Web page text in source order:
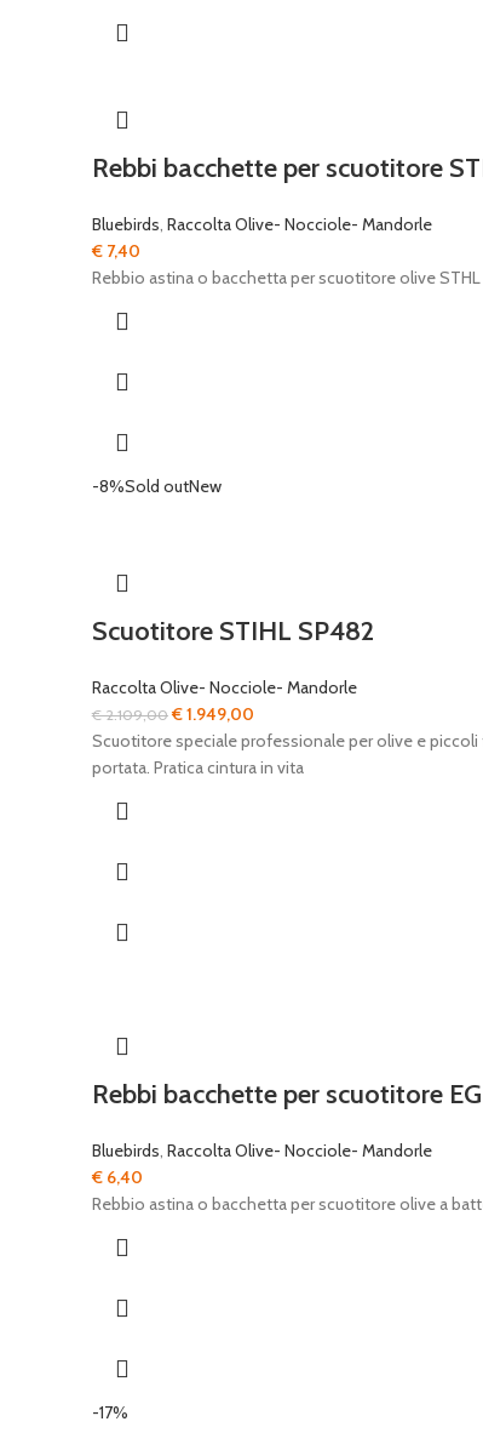
Rebbi bacchette per scuotitore
Bluebirds, Raccolta Olive- Nocciole- Mandorle
€ 7,40
Rebbio astina o bacchetta per scuotitore olive STHL
-8%Sold outNew
Scuotitore STIHL SP482
Raccolta Olive- Nocciole- Mandorle
€2.109,00Il
prezzo
originale
€1.949,00
prezzo
attuale
Scuotitore speciale professionale per olive e
portata. Pratica cintura in vita
Rebbi bacchette per scuotitore
Bluebirds, Raccolta Olive- Nocciole- Mandorle
€ 6,40
Rebbio astina o bacchetta per scuotitore olive a
-17%